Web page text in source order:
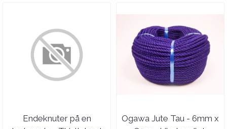
Endeknuter på en
Ogawa Jute Tau - 6mm x